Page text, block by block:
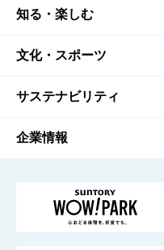
商品TOP
商品一覧
商品発売情報
栄養成分一覧
知る・楽しむ
知る・楽しむTOP
キャンペーン
工場見学
地域情報
文化・スポーツ
文化・スポーツTOP
サントリーホール
サントリーサンバーズ
サステナビリティ
サステナビリティTOP
サントリーが考える
企業情報
企業概要